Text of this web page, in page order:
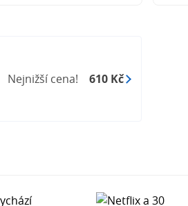
Nejnižší cena! 610 Kč